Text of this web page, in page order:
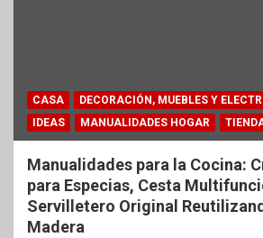
CASA
DECORACIÓN, MUEBLES Y
IDEAS
MANUALIDADES HOGAR
Manualidades para la Cocina:
para Especias, Cesta
Servilletero Original
Madera